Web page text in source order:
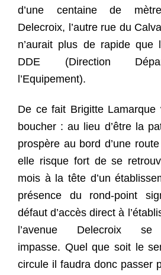
d’une centaine de
Delecroix, l’autre rue du
n’aurait plus de rapide que
DDE (Direction
l’Equipement).
De ce fait Brigitte
boucher : au lieu d’être la
prospère au bord d’une
elle risque fort de se
mois à la tête d’un
présence du rond-point
défaut d’accès direct à
l’avenue Delecroix
impasse. Quel que soit le
circule il faudra donc passer